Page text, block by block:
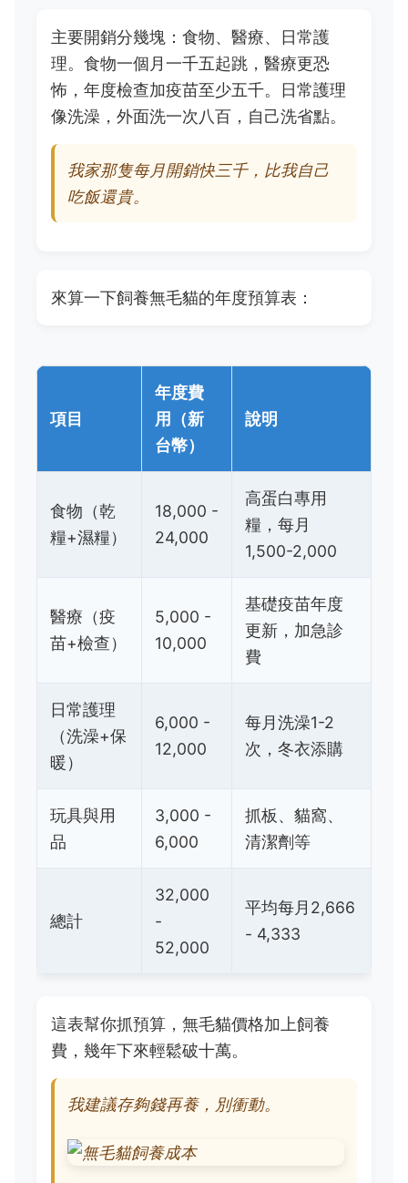
主要開銷分幾塊：食物、醫療、日常護
理。食物一個月一千五起跳，醫療更恐
怖，年度檢查加疫苗至少五千。日常護理
像洗澡，外面洗一次八百，自己洗省點。
我家那隻每月開銷快三千，比我自己
吃飯還貴。
來算一下飼養無毛貓的年度預算表：
項目
年度費
用（新
台幣）
說明
食物（乾
糧+濕糧）
18,000 -
24,000
高蛋白專用
糧，每月
1,500-2,000
醫療（疫
苗+檢查）
5,000 -
10,000
基礎疫苗年度
更新，加急診
費
日常護理
（洗澡+保
暖）
6,000 -
12,000
每月洗澡1-2
次，冬衣添購
玩具與用
品
3,000 -
6,000
抓板、貓窩、
清潔劑等
總計
32,000
-
52,000
平均每月2,666
- 4,333
這表幫你抓預算，無毛貓價格加上飼養
費，幾年下來輕鬆破十萬。
我建議存夠錢再養，別衝動。